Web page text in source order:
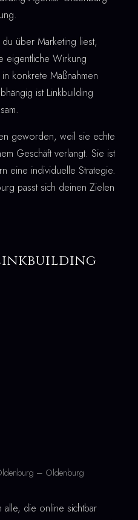
über Marketing liest,
eigentliche Wirkung
konkrete Maßnahmen
ist Linkbuilding
geworden, weil sie echte
Geschäft verlangt. Sie ist
eine individuelle Strategie.
passt sich deinen Zielen
– Oldenburg
alle, die online sichtbar